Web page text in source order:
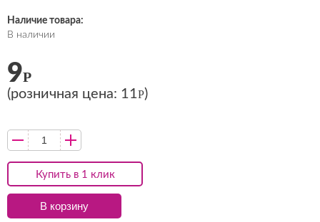
Наличие товара:
В наличии
Купить в 1 клик
9Р
(розничная цена: 11Р)
В корзину